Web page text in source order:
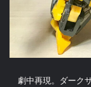
劇中再現。ダーク